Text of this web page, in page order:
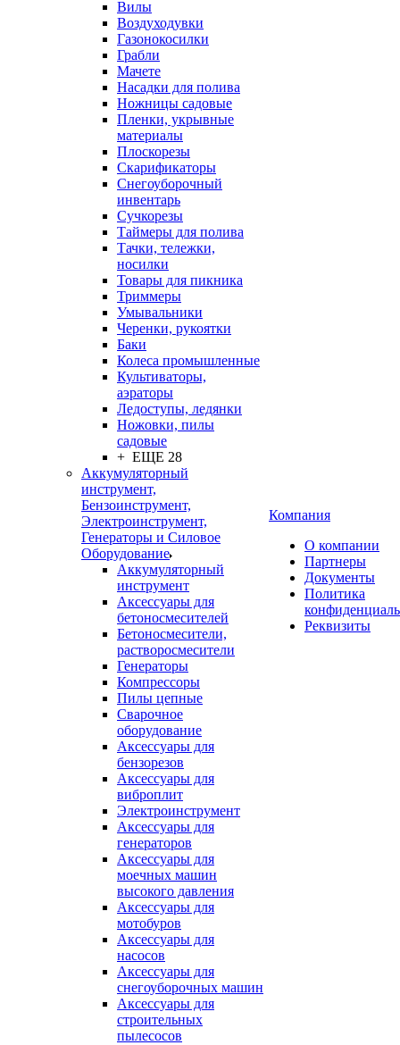
Вилы
Воздуходувки
Газонокосилки
Грабли
Мачете
Насадки для полива
Ножницы садовые
Пленки, укрывные
материалы
Плоскорезы
Скарификаторы
Снегоуборочный
инвентарь
Сучкорезы
Таймеры для полива
Тачки, тележки,
носилки
Товары для пикника
Триммеры
Умывальники
Черенки, рукоятки
Баки
Колеса промышленные
Культиваторы,
аэраторы
Ледоступы, ледянки
Ножовки, пилы
садовые
+ ЕЩЕ 28
Аккумуляторный
инструмент,
Бензоинструмент,
Электроинструмент,
Генераторы и Силовое
Оборудование
Аккумуляторный
инструмент
Аксессуары для
бетоносмесителей
Бетоносмесители,
растворосмесители
Генераторы
Компрессоры
Пилы цепные
Сварочное
оборудование
Аксессуары для
бензорезов
Аксессуары для
виброплит
Электроинструмент
Аксессуары для
генераторов
Аксессуары для
моечных машин
высокого давления
Аксессуары для
мотобуров
Аксессуары для
насосов
Аксессуары для
снегоуборочных машин
Аксессуары для
строительных
пылесосов
Компания
О компании
Партнеры
Документы
Политика
Реквизиты